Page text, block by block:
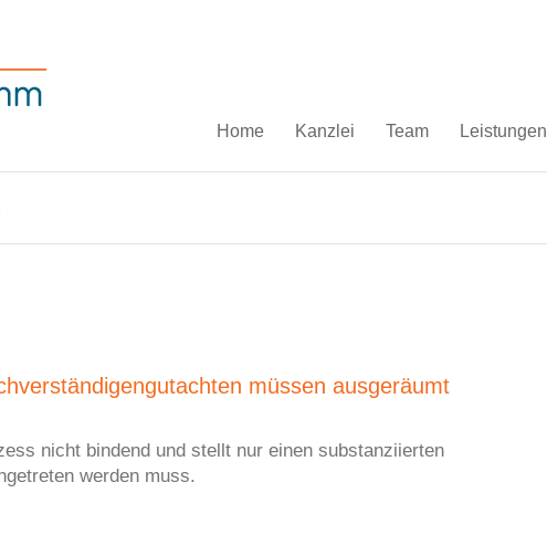
Home Kanzlei Team Leistungen
müssen ausgeräumt
nicht bindend und stellt nur einen substanziierten
werden muss.